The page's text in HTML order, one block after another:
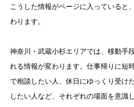
こうした情報がページに入っていると
わります。
神奈川・武蔵小杉エリアでは、移動手
れる情報が変わります。仕事帰りに短
で相談したい人、休日にゆっくり受け
したい人など、それぞれの場面を意識